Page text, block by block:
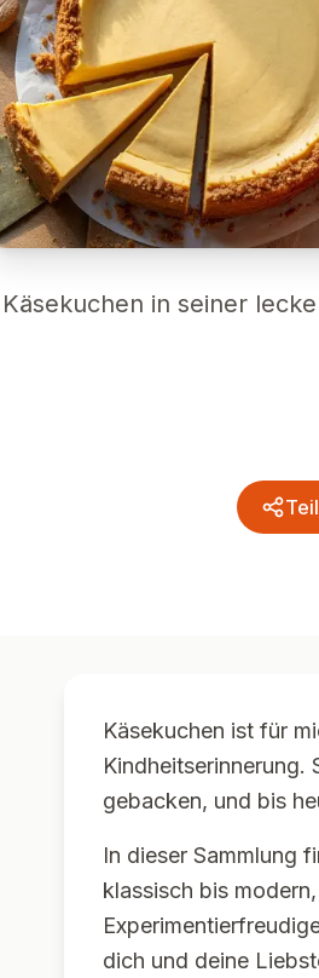
Käsekuchen in seiner
Käsekuchen ist für
Kindheitserinnerung.
gebacken, und bis
In dieser Sammlung
klassisch bis
dich und deine